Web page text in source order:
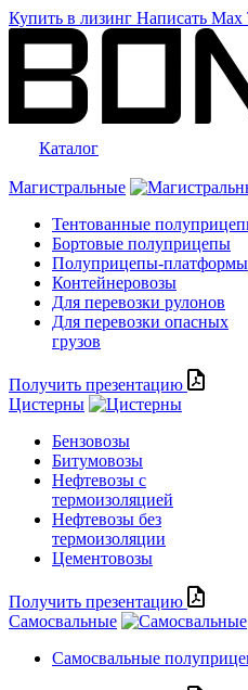
Купить в лизинг Написать Max
Каталог
Магистральные
Тентованные
Бортовые полуприцепы
Полуприцепы-платформы
Контейнеровозы
Для перевозки рулонов
Для перевозки опасных
грузов
Получить презентацию
Цистерны
Бензовозы
Битумовозы
Нефтевозы с
термоизоляцией
Нефтевозы без
термоизоляции
Цементовозы
Получить презентацию
Самосвальные
Самосвальные